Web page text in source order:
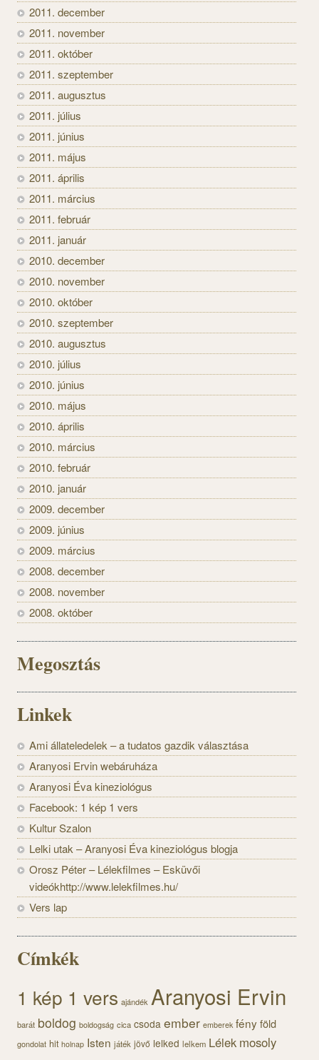
2011. december
2011. november
2011. október
2011. szeptember
2011. augusztus
2011. július
2011. június
2011. május
2011. április
2011. március
2011. február
2011. január
2010. december
2010. november
2010. október
2010. szeptember
2010. augusztus
2010. július
2010. június
2010. május
2010. április
2010. március
2010. február
2010. január
2009. december
2009. június
2009. március
2008. december
2008. november
2008. október
Megosztás
Linkek
Ami állateledelek – a tudatos gazdik választása
Aranyosi Ervin webáruháza
Aranyosi Éva kineziológus
Facebook: 1 kép 1 vers
Kultur Szalon
Lelki utak – Aranyosi Éva kineziológus blogja
Orosz Péter – Lélekfilmes – Esküvői
videókhttp://www.lelekfilmes.hu/
Vers lap
Címkék
1 kép 1 vers ajándék Aranyosi Ervin
barát boldog boldogság cica csoda ember emberek fényföld
gondolat hit holnap Isten játék jövő lelked lelkem Lélek mosoly